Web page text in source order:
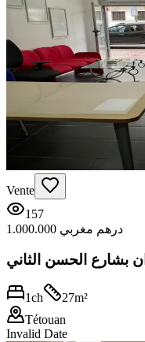
Vente
157
1.000.000 درهم مغربي
بشارع الحسن الثاني
1ch 27m²
Tétouan
Invalid Date